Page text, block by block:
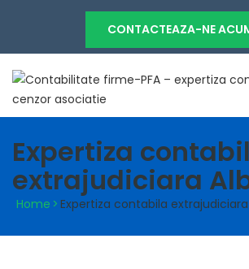
CONTACTEAZA-NE
Expertiza
extrajudiciara
Home > Expertiza contabila extrajudiciara